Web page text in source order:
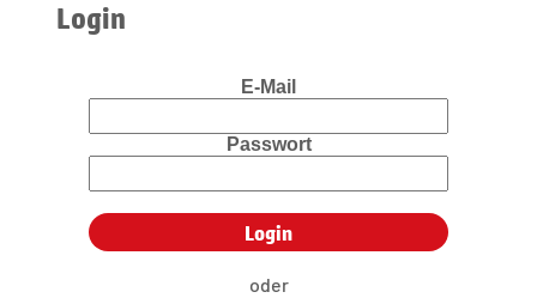
Login
E-Mail
Passwort
oder